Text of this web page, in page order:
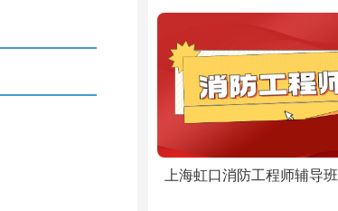
上海虹口消防工程师辅导班